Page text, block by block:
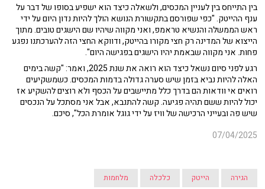
בין התייחס בין לעניין המכסים, ולשאלה כיצד הוא ישפיע בסופו של דבר על
ענף ההייטק. "כפי שפורסם בתקשורת הנושא הולך להיות נדון היום על ידי
ראש הממשלה והנשיא טראמפ, ואני מקווה שיהיו שם הישגים טובים. מתוך
הייצוא של המדינה רק חצי מקורו בהייטק, ודווקא החצי הזה להערכתנו נפגע
פחות. אני מקווה שבאמת יהיו הישגים בפגישה היום".
רגע לפני סיום נשאל כיצד הוא רואה את שנת 2025, ואמר: "קשה בימים
האלה להיות נביא בזמן שיש סערה גדולה בדמות המכסים. כשמשקיעים
רואים אי וודאות הם בדרך כלל מתיישבים על הכסף ולא רוצים להשקיע אז
יכול להיות ששם תהיה פגיעה. קשה להתנבא, אבל אני מסתכל על הנכסים
שיש פה ובעייני הרכישה של וויז על ידי גוגל אומרת הכל", סיכם.
07/04/2025
הגירה הייטק כלכלה מלחמות